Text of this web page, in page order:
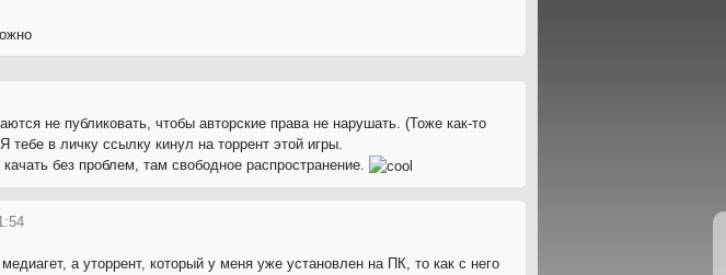
не публиковать, чтобы авторские права не нарушать. (Тоже как-то
тебе в личку ссылку кинул на торрент этой игры.
без проблем, там свободное распространение.
а уторрент, который у меня уже установлен на ПК, то как с него